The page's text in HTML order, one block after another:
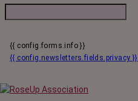
{{ config.forms.info }}
{{ config.newsletters.fields.privacy }}